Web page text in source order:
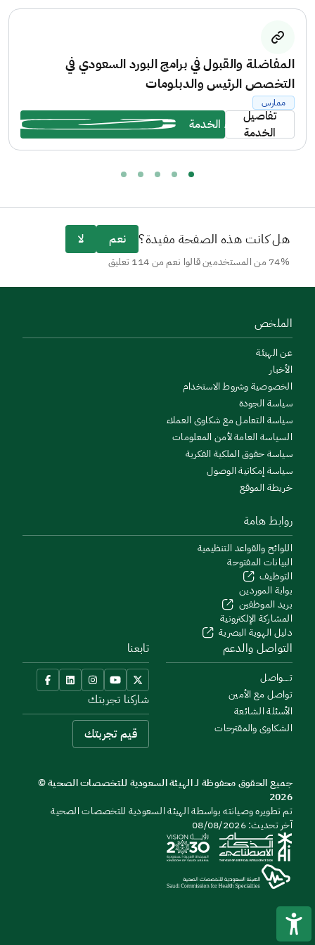
جميع المتطلبات لكل تخصص، وذلك من خلال الموقع
الإلكتروني: https://ha.edu.sa/
المفاضلة والقبول في برامج البورد السعودي في
التخصص الرئيس والدبلومات
ممارس
تفاصيل
الخدمة
بدء الخدمة
هل كانت هذه الصفحة مفيدة؟ نعم لا
74% من المستخدمين قالوا نعم من 114 تعليق
الملخص
عن الهيئة
الأخبار
الخصوصية وشروط الاستخدام
سياسة الجودة
سياسة التعامل مع شكاوى العملاء
السياسة العامة لأمن المعلومات
سياسة حقوق الملكية الفكرية
سياسة إمكانية الوصول
خريطة الموقع
روابط هامة
اللوائح والقواعد التنظيمية
البيانات المفتوحة
التوظيف
بوابة الموردين
بريد الموظفين
المشاركة الإلكترونية
دليل الهوية البصرية
التواصل والدعم
تــــواصل
تواصل مع الأمين
الأسئلة الشائعة
الشكاوى والمقترحات
تابعنا
شاركنا تجربتك
قيم تجربتك
جميع الحقوق محفوظة لـ الهيئة السعودية للتخصصات الصحية ©
2026
تم تطويره وصيانته بواسطة الهيئة السعودية للتخصصات الصحية
آخر تحديث: 08/08/2026